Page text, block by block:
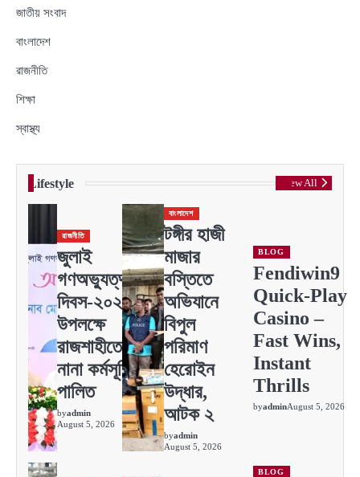
জাতীয় সংবাদ
বাংলাদেশ
রাজনীতি
শিক্ষা
স্বাস্থ্য
Lifestyle View All
রাজনীতি
জুলাই
গণঅভ্যুত্থান
দিবস-২০২৬
উপলক্ষে
রাজশাহীতে
নানা কর্মসূচি
পালিত
byadmin
August 5, 2026
বাংলাদেশ
টঙ্গীর হাজী
মাজার
বস্তিতে
অভিযানে
বিপুল
পরিমাণ
হেরোইন
উদ্ধার,
আটক ২
byadmin
August 5, 2026
BLOG
Fendiwin9
Quick‑Play
Casino –
Fast Wins,
Instant
Thrills
byadminAugust 5, 2026
BLOG